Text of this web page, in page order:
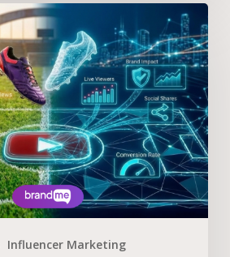
Influencer Marketing